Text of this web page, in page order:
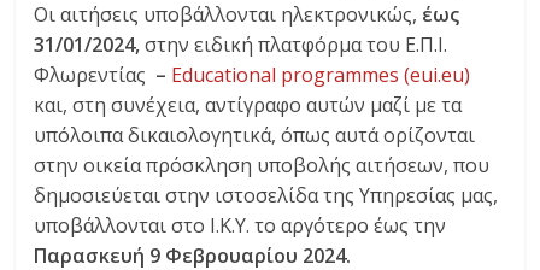
Οι αιτήσεις υποβάλλονται ηλεκτρονικώς, έως
31/01/2024,στην ειδική πλατφόρμα του Ε.Π.Ι.
Φλωρεντίας – Educational programmes (eui.eu)
και, στη συνέχεια, αντίγραφο αυτών μαζί με τα
υπόλοιπα δικαιολογητικά, όπως αυτά ορίζονται
στην οικεία πρόσκληση υποβολής αιτήσεων, που
δημοσιεύεται στην ιστοσελίδα της Υπηρεσίας μας,
υποβάλλονται στο Ι.Κ.Υ. το αργότερο έως την
Παρασκευή 9 Φεβρουαρίου 2024.